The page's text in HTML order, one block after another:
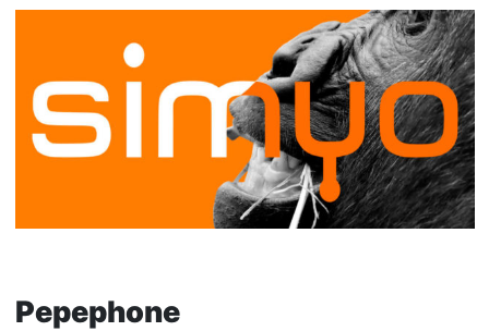
Pepephone